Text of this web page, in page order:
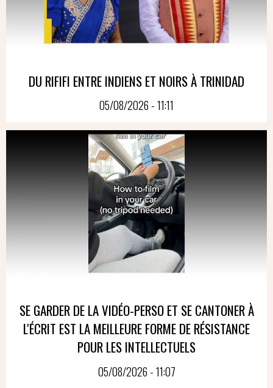
DU RIFIFI ENTRE INDIENS ET NOIRS À TRINIDAD
05/08/2026 - 11:11
SE GARDER DE LA VIDÉO-PERSO ET SE CANTONER À
L'ÉCRIT EST LA MEILLEURE FORME DE RÉSISTANCE
POUR LES INTELLECTUELS
05/08/2026 - 11:07